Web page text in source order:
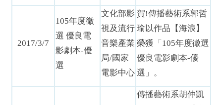
2017/3/7
105年度徵
選 優良電
影劇本-優
選
文化部影
視及流行
音樂產業
局/國家
電影中心
賀!傳播藝術系郭哲
瑜以作品【海浪】
榮獲「105年度徵選
優良電影劇本-優
選」。
傳播藝術系胡仲凱